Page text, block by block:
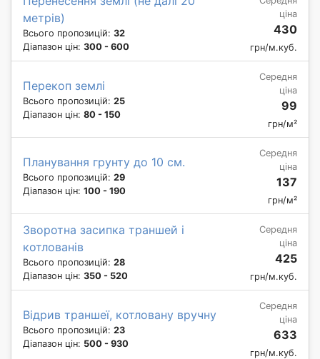
метрів)
Всього пропозицій: 32
Діапазон цін: 300 - 600
ціна
430
грн/м.куб.
Перекоп землі
Всього пропозицій: 25
Діапазон цін: 80 - 150
Середня
ціна
99
грн/м²
Планування грунту до 10 см.
Всього пропозицій: 29
Діапазон цін: 100 - 190
Середня
ціна
137
грн/м²
Зворотна засипка траншей і
котлованів
Всього пропозицій: 28
Діапазон цін: 350 - 520
Середня
ціна
425
грн/м.куб.
Відрив траншеї, котловану вручну
Всього пропозицій: 23
Діапазон цін: 500 - 930
Середня
ціна
633
грн/м.куб.